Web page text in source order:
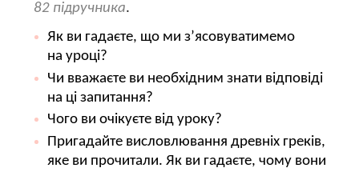
82 підручника.
Як ви гадаєте, що ми з’ясовуватимемо
на уроці?
Чи вважаєте ви необхідним знати відповіді
на ці запитання?
Чого ви очікуєте від уроку?
Пригадайте висловлювання древніх греків,
яке ви прочитали. Як ви гадаєте, чому вони